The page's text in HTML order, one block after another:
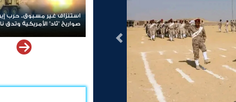
التالى
استنزاف غير مسبوق.. حرب إيران تلتهم معظم مخزون
صواريخ "ثاد" الأمريكية وتدق ناقوس الخطر داخل البنتاغون